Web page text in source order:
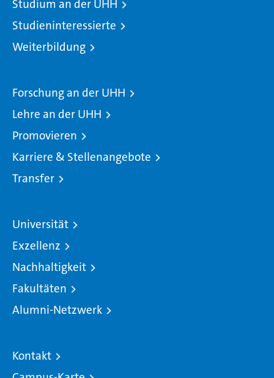
Studium an der UHH
Studieninteressierte
Weiterbildung
Forschung an der UHH
Lehre an der UHH
Promovieren
Karriere & Stellenangebote
Transfer
Universität
Exzellenz
Nachhaltigkeit
Fakultäten
Alumni-Netzwerk
Kontakt